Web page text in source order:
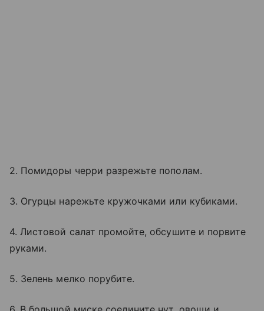
2. Помидоры черри разрежьте пополам.
3. Огурцы нарежьте кружочками или кубиками.
4. Листовой салат промойте, обсушите и порвите
руками.
5. Зелень мелко порубите.